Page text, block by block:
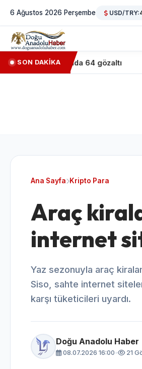
6 Ağustos 2026 Perşembe USD/TRY:
SON DAKİKA64 gözaltı
Ana Sayfa Kripto Para
Araç
internet
Yaz sezonuyla araç
Siso, sahte internet
karşı tüketicileri uyardı.
Doğu Anadolu Haber
08.07.2026 16:00• 21